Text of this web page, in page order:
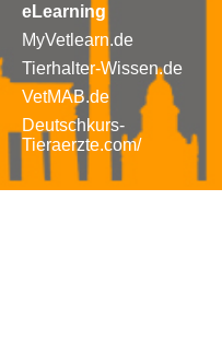
eLearning
MyVetlearn.de
Tierhalter-Wissen.de
VetMAB.de
Deutschkurs-
Tieraerzte.com/